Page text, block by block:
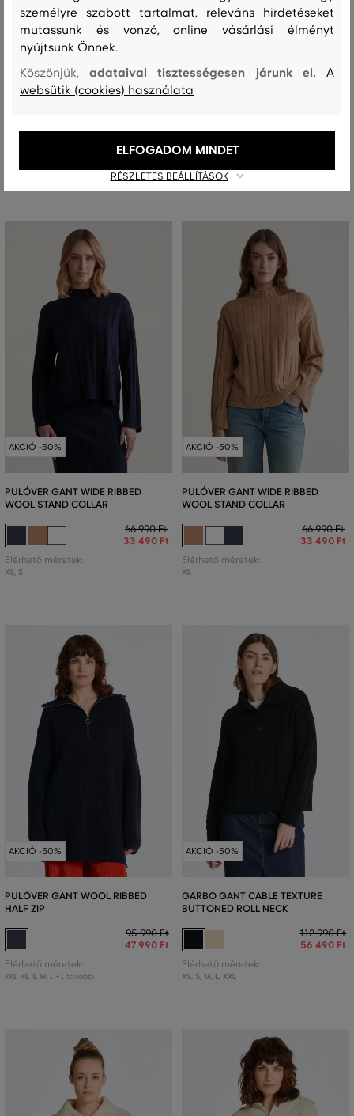
AKCIÓ -30%
KARDIGÁN GANT VARSITY ZIP
S, M, L
PULÓVER GANT WIDE RIBBED
Elérhető méretek:
XS
AKCIÓ -50%
PULÓVER GANT WIDE RIBBED
WOOL STAND COLLAR
66 990 Ft
33 490 Ft
Elérhető méretek:
XS, S
AKCIÓ -50%
PULÓVER GANT WIDE RIBBED
WOOL STAND COLLAR
66 990 Ft
33 490 Ft
Elérhető méretek:
XS
AKCIÓ -50%
PULÓVER GANT WOOL RIBBED
HALF ZIP
95 990 Ft
47 990 Ft
Elérhető méretek:
XXS, XS, S, M L +1 további
AKCIÓ -50%
GARBÓ GANT CABLE TEXTURE
BUTTONED ROLL NECK
112 990 Ft
56 490 Ft
Elérhető méretek:
XS, S, M, L, XXL
személyre szabott tartalmat, releváns hirdetéseket
mutassunk és vonzó, online vásárlási élményt
nyújtsunk Önnek.
Köszönjük,adataival tisztességesen járunk el.A
websütik (cookies) használata
RÉSZLETES BEÁLLÍTÁSOK
ELFOGADOM MINDET